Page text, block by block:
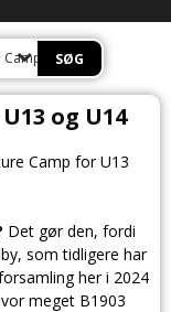
Camp Sundby for U13 og
og U14
Camp for U13
Det gør den, fordi
som tidligere har
her i 2024
meget B1903